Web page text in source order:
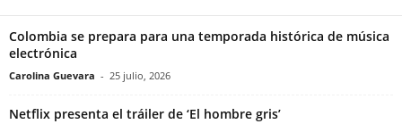
Colombia se prepara para una temporada histórica de música
electrónica
Carolina Guevara - 25 julio, 2026
Netflix presenta el tráiler de ‘El hombre gris’